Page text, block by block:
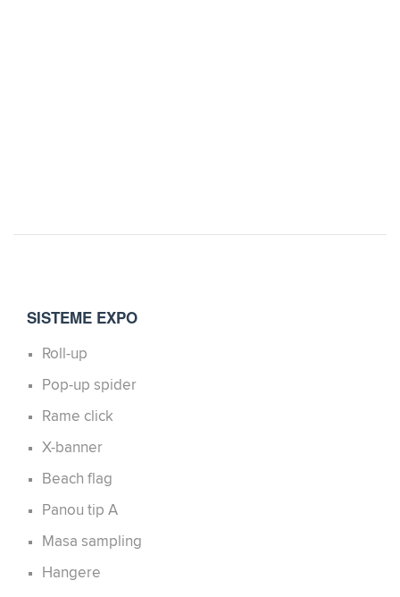
SISTEME EXPO
Roll-up
Pop-up spider
Rame click
X-banner
Beach flag
Panou tip A
Masa sampling
Hangere